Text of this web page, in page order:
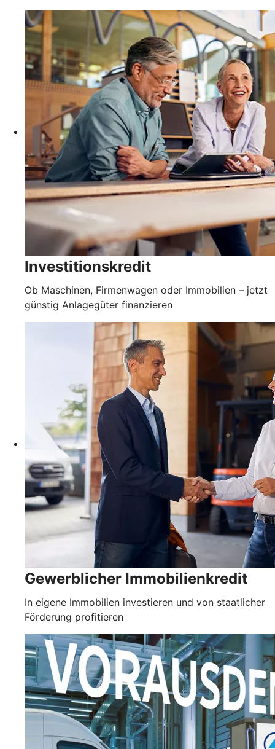
Investitionskredit
Ob Maschinen, Firmenwagen oder Immobilien – jetzt
günstig Anlagegüter finanzieren
Gewerblicher Immobilienkredit
In eigene Immobilien investieren und von staatlicher
Förderung profitieren